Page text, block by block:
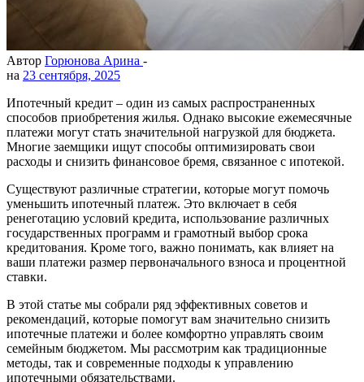
Автор Горюнова Арина -
на 23 сентября, 2025
Ипотечный кредит – один из самых распространенных
способов приобретения жилья. Однако высокие ежемесячные
платежи могут стать значительной нагрузкой для бюджета.
Многие заемщики ищут способы оптимизировать свои
расходы и снизить финансовое бремя, связанное с ипотекой.
Существуют различные стратегии, которые могут помочь
уменьшить ипотечный платеж. Это включает в себя
ренеготацию условий кредита, использование различных
государственных программ и грамотный выбор срока
кредитования. Кроме того, важно понимать, как влияет на
ваши платежи размер первоначального взноса и процентной
ставки.
В этой статье мы собрали ряд эффективных советов и
рекомендаций, которые помогут вам значительно снизить
ипотечные платежи и более комфортно управлять своим
семейным бюджетом. Мы рассмотрим как традиционные
методы, так и современные подходы к управлению
ипотечными обязательствами.